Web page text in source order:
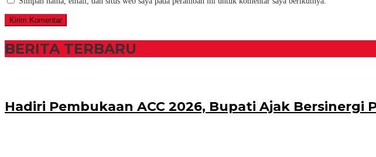
BERITA TERBARU
Hadiri Pembukaan ACC 2026, Bupati Ajak